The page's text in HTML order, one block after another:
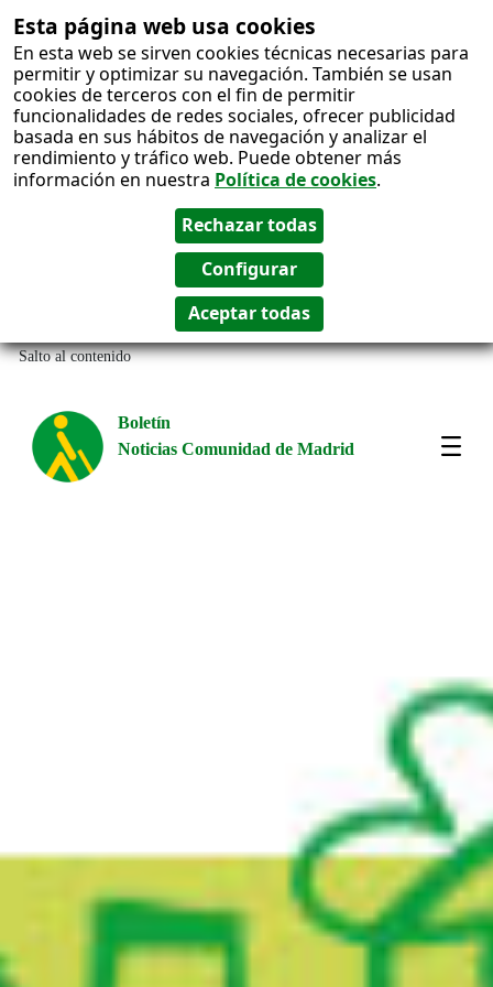
Esta página web usa cookies
En esta web se sirven cookies técnicas necesarias para
permitir y optimizar su navegación. También se usan
cookies de terceros con el fin de permitir
funcionalidades de redes sociales, ofrecer publicidad
basada en sus hábitos de navegación y analizar el
rendimiento y tráfico web. Puede obtener más
información en nuestra Política de cookies.
Salto al contenido
Boletín
Noticias Comunidad de Madrid